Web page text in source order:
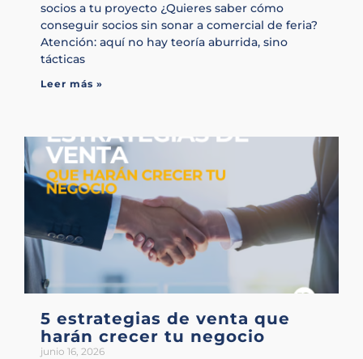
socios a tu proyecto ¿Quieres saber cómo
conseguir socios sin sonar a comercial de feria?
Atención: aquí no hay teoría aburrida, sino
tácticas
Leer más »
5 estrategias de venta que
harán crecer tu negocio
junio 16, 2026